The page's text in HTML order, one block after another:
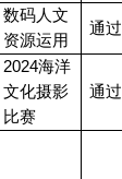
数码人文
资源运用
通过
2024海洋
文化摄影
比赛
通过